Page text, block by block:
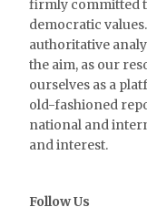
firmly committed
democratic
authoritative
the aim, as our
ourselves as a
old-fashioned
national and
and interest.
Follow Us